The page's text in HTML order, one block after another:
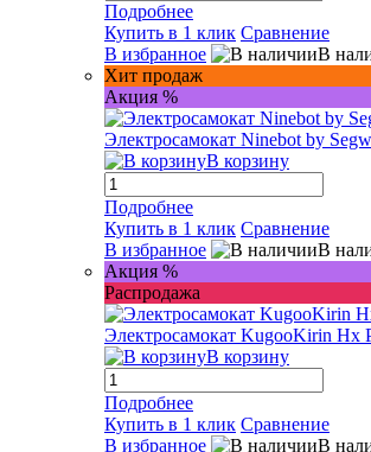
Подробнее
Купить в 1 клик Сравнение
В избранное
В
Хит продаж
Акция %
Электросамокат Ninebot by
В корзину
Подробнее
Купить в 1 клик Сравнение
В избранное
В
Акция %
Распродажа
Электросамокат KugooKirin Hx
В корзину
Подробнее
Купить в 1 клик Сравнение
В избранное
В